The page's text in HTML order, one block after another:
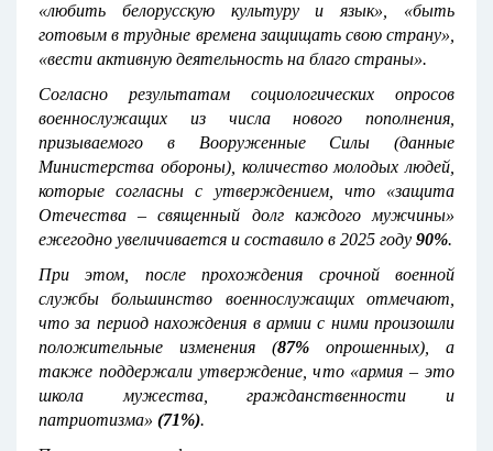
«любить белорусскую культуру и язык», «быть
готовым в трудные времена защищать свою страну»,
«вести активную деятельность на благо страны».
Согласно результатам социологических опросов
военнослужащих из числа нового пополнения,
призываемого в Вооруженные Силы (данные
Министерства обороны), количество молодых людей,
которые согласны с утверждением, что «защита
Отечества – священный долг каждого мужчины»
ежегодно увеличивается и составило в 2025 году 90%.
При этом, после прохождения срочной военной
службы большинство военнослужащих отмечают,
что за период нахождения в армии с ними произошли
положительные изменения (87% опрошенных), а
также поддержали утверждение, что «армия – это
школа мужества, гражданственности и
патриотизма» (71%).